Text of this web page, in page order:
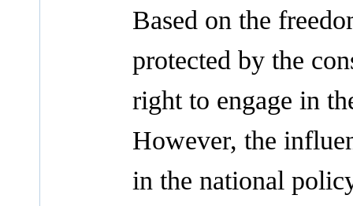
Based on the
protected by the
right to engage in
However, the
in the national